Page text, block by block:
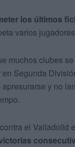
los últimos
varios
muchos clubes
Segunda
y no
el Valladolid